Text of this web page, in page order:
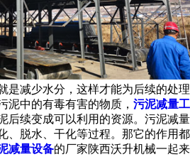
是减少水分，这样才能为后续的处理
泥中的有毒有害的物质， 污泥减量工
后续变成可以利用的资源。污泥减量
、脱水、干化等过程。那它的作用都
减量设备的厂家陕西沃升机械一起来